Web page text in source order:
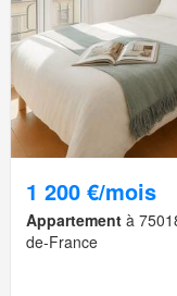
1 200 €/mois
Appartement à
de-France